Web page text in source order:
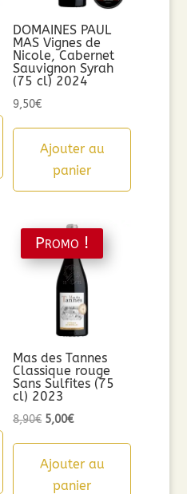
DOMAINES PAUL
MAS Vignes de
Nicole, Cabernet
Sauvignon Syrah
(75 cl) 2024
9,50€
Ajouter au
panier
Promo !
Mas des Tannes
Classique rouge
Sans Sulfites (75
cl) 2023
8,90€ Le
initial
était :
5,00€Le
actuel
est :
Ajouter au
panier